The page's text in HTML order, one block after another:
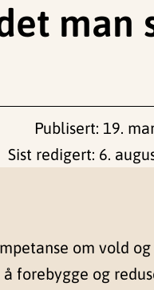
man
Publisert: 19.
Sist redigert: 6.
om vold og
forebygge og